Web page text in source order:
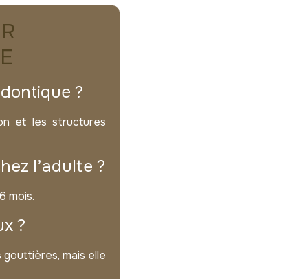
?
et les structures
l’adulte ?
mois.
?
mais elle